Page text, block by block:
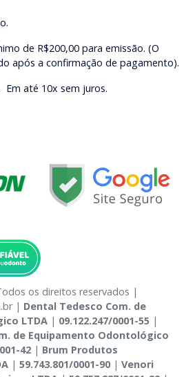
de R$200,00 para emissão. (O
após a confirmação de pagamento).
Em até 10x sem juros.
os direitos reservados |
| Dental Tedesco Com. de
LTDA | 09.122.247/0001-55 |
de Equipamento Odontológico
42 | Brum Produtos
| 59.743.801/0001-90| Venori